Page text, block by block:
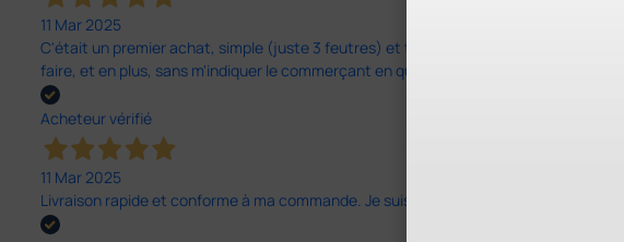
11 Mar 2025
C'était un premier achat, simple (juste 3 feutres) et tout s'est bien passé sauf la
faire, et en plus, sans m'indiquer le commerçant en question. Du coup j'ai dû me
Acheteur vérifié
11 Mar 2025
Livraison rapide et conforme à ma commande. Je suis entièrement satisfaite de